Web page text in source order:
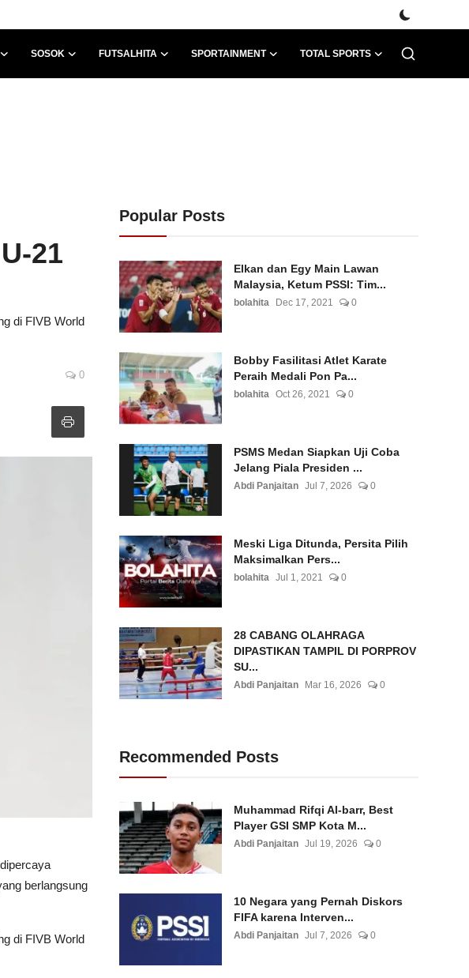
SOSOK FUTSALHITA SPORTAINMENT TOTAL SPORTS
21
di FIVB World
0
berlangsung
di FIVB World
Popular Posts
Elkan dan Egy Main Lawan
Malaysia, Ketum PSSI: Tim...
bolahita Dec 17, 2021 0
Bobby Fasilitasi Atlet Karate
Peraih Medali Pon Pa...
bolahita Oct 26, 2021 0
PSMS Medan Siapkan Uji Coba
Jelang Piala Presiden ...
Abdi Panjaitan Jul 7, 2026 0
Meski Liga Ditunda, Persita Pilih
Maksimalkan Pers...
bolahita Jul 1, 2021 0
28 CABANG OLAHRAGA
DIPASTIKAN TAMPIL DI PORPROV
SU...
Abdi Panjaitan Mar 16, 2026 0
Recommended Posts
Muhammad Rifqi Al-barr, Best
Player GSI SMP Kota M...
Abdi Panjaitan Jul 19, 2026 0
10 Negara yang Pernah Diskors
FIFA karena Interven...
Abdi Panjaitan Jul 7, 2026 0